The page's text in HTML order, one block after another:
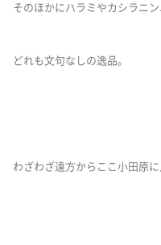
そのほかにハラミやカシラニン
どれも文句なしの逸品。
わざわざ遠方からここ小田原